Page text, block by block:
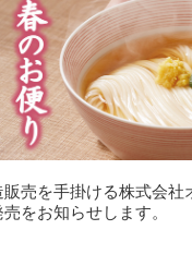
売を手掛ける株式会
をお知らせします。